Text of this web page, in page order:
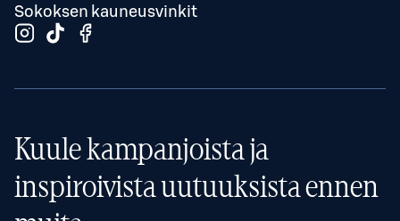
Sokoksen kauneusvinkit
Kuule kampanjoista ja
inspiroivista uutuuksista ennen